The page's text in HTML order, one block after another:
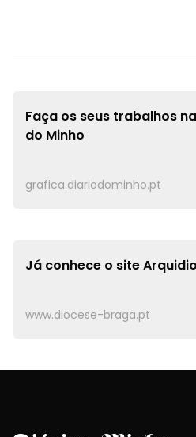
Faça os seus trabalhos na
do Minho
grafica.diariodominho.pt
Já conhece o site
www.diocese-braga.pt